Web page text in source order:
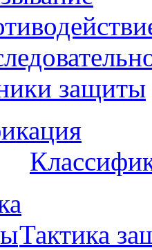
защиты
Тактика